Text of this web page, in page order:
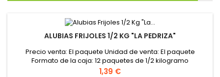
ALUBIAS FRIJOLES 1/2 KG "LA PEDRIZA"
Precio venta: El paquete Unidad de venta: El paquete
Formato de la caja: 12 paquetes de 1/2 kilogramo
Precio
1,39 €